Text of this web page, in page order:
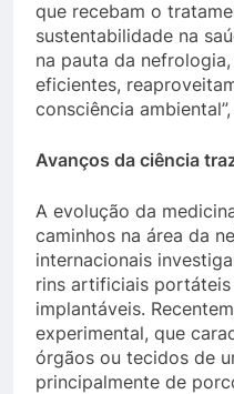
que recebam o
sustentabilidade na
na pauta da
eficientes,
consciência
Avanços da ciência
A evolução da
caminhos na área da
internacionais
rins artificiais
implantáveis.
experimental, que
órgãos ou tecidos de
principalmente de